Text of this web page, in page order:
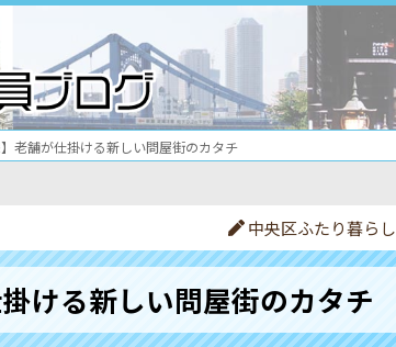
】老舗が仕掛ける新しい問屋街のカタチ
中央区ふたり暮らし
ける新しい問屋街のカタチ